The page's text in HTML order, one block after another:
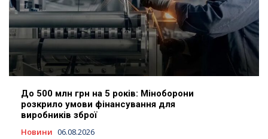
До 500 млн грн на 5 років: Міноборони
розкрило умови фінансування для
виробників зброї
Новини 06.08.2026